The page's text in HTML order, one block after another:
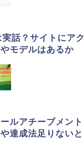
話？サイトにアク
モデルはあるか
ルアチーブメント
達成法足りないと